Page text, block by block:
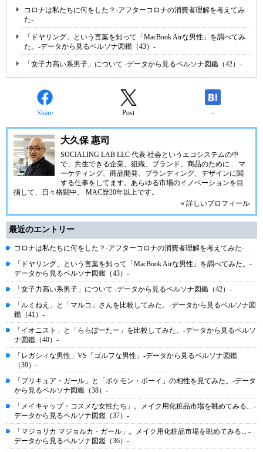
コロナは私たちに何をした？-アフターコロナの消費者理解を考えてみ
た-
「ドヤリング」という言葉を知って「MacBook Airな男性」を調べてみ
た。-データから見るペルソナ図鑑（43）-
「女子力高い系男子」について -データから見るペルソナ図鑑（42）-
Share Post -
大久保 惠司
SOCIALING LAB LLC 代表 社会というエコシステムの中
で、共生できる企業、組織、ブランド、商品のために… マ
ーケティング、商品開発、ブランディング、デザインに関
する仕事をしてます。あらゆる市場のイノベーションを目
指して、日々格闘中。 MAC歴20年以上です。
» 詳しいプロフィール
最近のエントリー
コロナは私たちに何をした？-アフターコロナの消費者理解を考えてみた-
「ドヤリング」という言葉を知って「MacBook Airな男性」を調べてみた。-
データから見るペルソナ図鑑（43）-
「女子力高い系男子」について -データから見るペルソナ図鑑（42）-
「ルミねえ」と「マルコ」さんを比較してみた。-データから見るペルソナ図
鑑（41）-
「イオニスト」と「ららぽーたー」を比較してみた。-データから見るペルソ
ナ図鑑（40）-
「レガシィな男性」VS「ゴルフな男性」-データから見るペルソナ図鑑
（39）-
「プリキュア・ガール」と「ポケモン・ボーイ」の相性を見てみた。-データ
から見るペルソナ図鑑（38）-
「メイキャップ・コスメな女性たち」。メイク用化粧品市場を眺めてみる... -
データから見るペルソナ図鑑（37）-
「マジョリカ マジョルカ・ガール」。メイク用化粧品市場を眺めてみる... -
データから見るペルソナ図鑑（36）-